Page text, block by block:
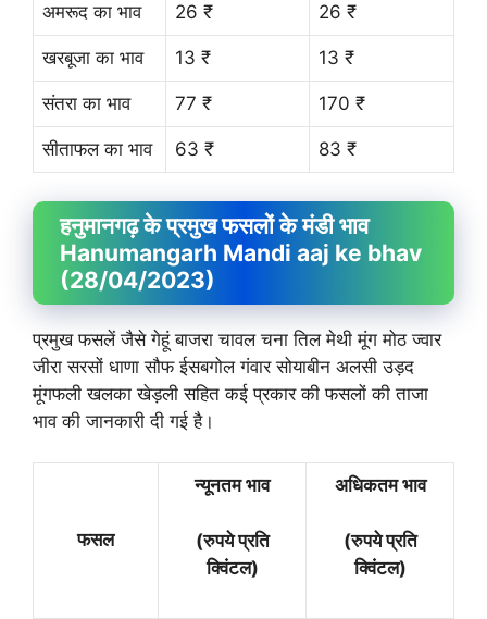
अमरूद का भाव 26 ₹ 26 ₹
खरबूजा का भाव 13 ₹ 13 ₹
संतरा का भाव 77 ₹ 170 ₹
सीताफल का भाव 63 ₹ 83 ₹
हनुमानगढ़ के प्रमुख फसलों के मंडी भाव
Hanumangarh Mandi aaj ke bhav
(28/04/2023)
प्रमुख फसलें जैसे गेहूं बाजरा चावल चना तिल मेथी मूंग मोठ ज्वार
जीरा सरसों धाणा सौफ ईसबगोल गंवार सोयाबीन अलसी उड़द
मूंगफली खलका खेड़ली सहित कई प्रकार की फसलों की ताजा
भाव की जानकारी दी गई है।
फसल
न्यूनतम भाव
(रुपये प्रति
क्विंटल)
अधिकतम भाव
(रुपये प्रति
क्विंटल)